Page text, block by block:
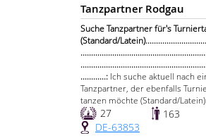
Tanzpartner Rodgau
Suche Tanzpartner für's
(Standard/
............: Ich suche aktuell nach
Tanzpartner, der ebenfalls
tanzen möchte (Standard/Latein).
27
163
DE-63853